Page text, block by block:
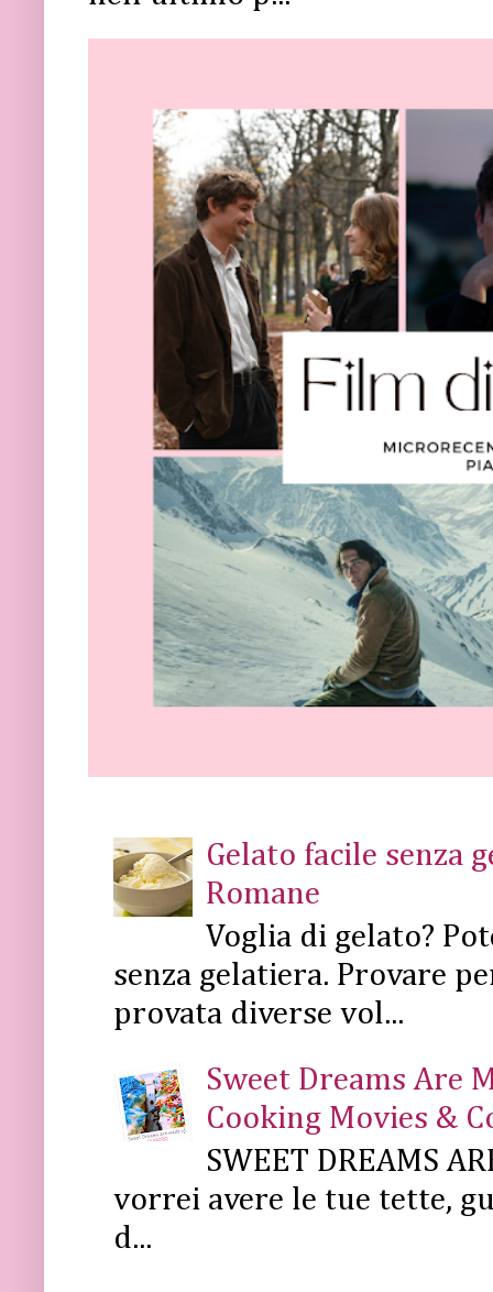
Gelato facile senza
Romane
Voglia di gelato?
senza gelatiera. Provare
provata diverse vol...
Sweet Dreams Are
Cooking Movies &
SWEET DREAMS
vorrei avere le tue tette,
d...